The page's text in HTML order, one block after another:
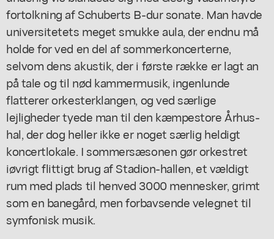
fortolkning af Schuberts B-dur sonate. Man havde
universitetets meget smukke aula, der endnu må
holde for ved en del af sommerkoncerterne,
selvom dens akustik, der i første række er lagt an
på tale og til nød kammermusik, ingenlunde
flatterer orkesterklangen, og ved særlige
lejligheder tyede man til den kæmpestore Århus-
hal, der dog heller ikke er noget særlig heldigt
koncertlokale. I sommersæsonen gør orkestret
iøvrigt flittigt brug af Stadion-hallen, et vældigt
rum med plads til henved 3000 mennesker, grimt
som en banegård, men forbavsende velegnet til
symfonisk musik.